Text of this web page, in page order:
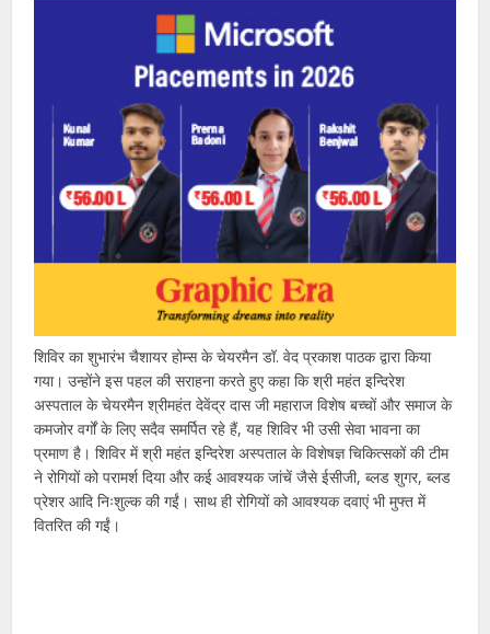
शिविर का शुभारंभ चैशायर होम्स के चेयरमैन डॉ. वेद प्रकाश पाठक द्वारा किया
गया। उन्होंने इस पहल की सराहना करते हुए कहा कि श्री महंत इन्दिरेश
अस्पताल के चेयरमैन श्रीमहंत देवेंद्र दास जी महाराज विशेष बच्चों और समाज के
कमजोर वर्गों के लिए सदैव समर्पित रहे हैं, यह शिविर भी उसी सेवा भावना का
प्रमाण है। शिविर में श्री महंत इन्दिरेश अस्पताल के विशेषज्ञ चिकित्सकों की टीम
ने रोगियों को परामर्श दिया और कई आवश्यक जांचें जैसे ईसीजी, ब्लड शुगर, ब्लड
प्रेशर आदि निःशुल्क की गईं। साथ ही रोगियों को आवश्यक दवाएं भी मुफ्त में
वितरित की गईं।